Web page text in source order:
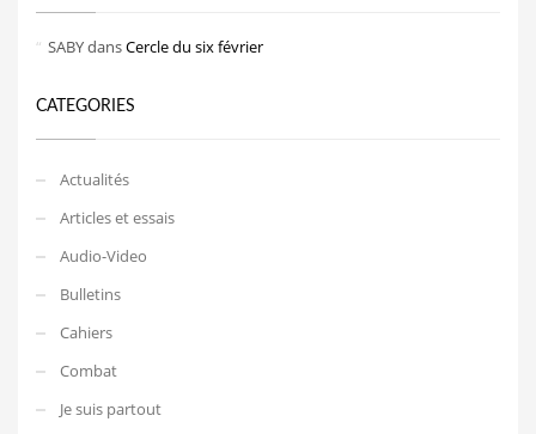
SABYdansCercle du six février
CATEGORIES
Actualités
Articles et essais
Audio-Video
Bulletins
Cahiers
Combat
Je suis partout